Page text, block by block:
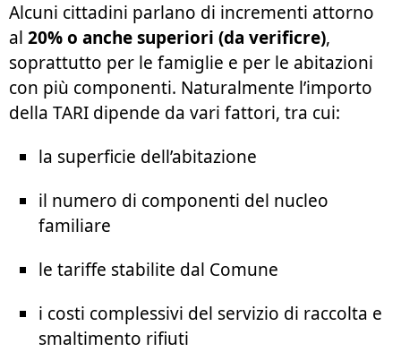
Alcuni cittadini parlano di incrementi attorno
al 20% o anche superiori (da verificre),
soprattutto per le famiglie e per le abitazioni
con più componenti. Naturalmente l’importo
della TARI dipende da vari fattori, tra cui:
la superficie dell’abitazione
il numero di componenti del nucleo
familiare
le tariffe stabilite dal Comune
i costi complessivi del servizio di raccolta e
smaltimento rifiuti